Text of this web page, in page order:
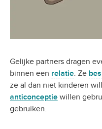
Gelijke partners dragen
binnen een relatie. Ze
ze al dan niet kinderen
anticonceptie willen
gebruiken.